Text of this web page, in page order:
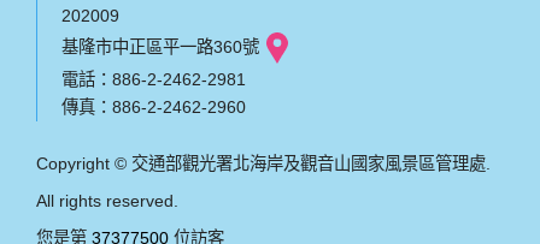
202009
基隆市中正區平一路360號
電話：886-2-2462-2981
傳真：886-2-2462-2960
Copyright © 交通部觀光署北海岸及觀音山國家風景區管理處.
All rights reserved.
您是第 37377500 位訪客